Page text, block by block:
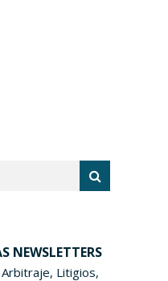
NEWSLETTERS
Litigios,